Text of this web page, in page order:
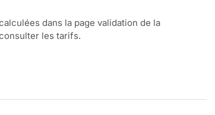
dans la page validation de la
les tarifs.